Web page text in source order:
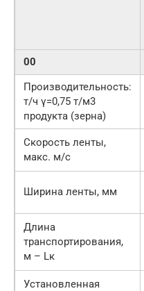
00
Производительность:
т/ч γ=0,75 т/м3
продукта (зерна)
Скорость ленты,
макс. м/с
Ширина ленты, мм
Длина
транспортирования,
м – Lк
Установленная